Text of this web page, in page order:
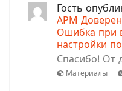
Гость
АРМ
Ошибка при
настройки
Спасибо! От
Материалы